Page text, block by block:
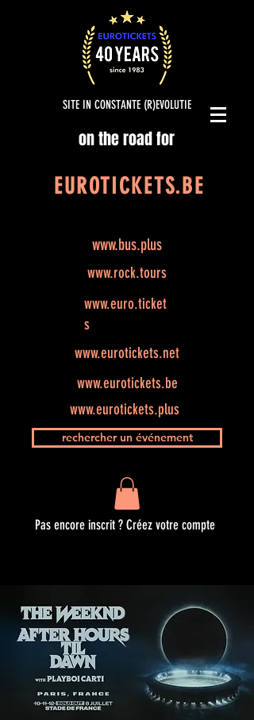
SITE IN CONSTANTE (R)EVOLUTIE
on the road for
EUROTICKETS.BE
www.bus.plus
www.rock.tours
www.euro.ticket
s
www.eurotickets.net
www.eurotickets.be
www.eurotickets.plus
rechercher un événement
Pas encore inscrit ? Créez votre compte